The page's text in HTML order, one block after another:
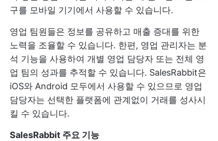
구를 모바일 기기에서 사용할 수 있습니다.
영업 팀원들은 정보를 공유하고 매출 증대를 위한
노력을 조율할 수 있습니다. 한편, 영업 관리자는 분
석 기능을 사용하여 개별 영업 담당자 또는 전체 영
업 팀의 성과를 추적할 수 있습니다. SalesRabbit은
iOS와 Android 모두에서 사용할 수 있으므로 영업
담당자는 선택한 플랫폼에 관계없이 거래를 성사시
킬 수 있습니다.
SalesRabbit 주요 기능